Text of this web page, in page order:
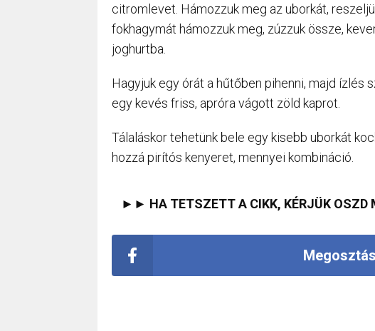
citromlevet. Hámozzuk meg az uborkát,
fokhagymát hámozzuk meg, zúzzuk össze,
joghurtba.
Hagyjuk egy órát a hűtőben pihenni, majd ízlés
egy kevés friss, apróra vágott zöld kaprot.
Tálaláskor tehetünk bele egy kisebb uborkát
hozzá pirítós kenyeret, mennyei kombináció.
►► HA TETSZETT A CIKK, KÉRJÜK OSZD